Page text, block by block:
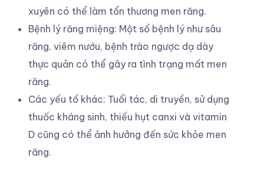
xuyên có thể làm tổn thương men răng.
Bệnh lý răng miệng: Một số bệnh lý như sâu
răng, viêm nướu, bệnh trào ngược dạ dày
thực quản có thể gây ra tình trạng mất men
răng.
Các yếu tố khác: Tuổi tác, di truyền, sử dụng
thuốc kháng sinh, thiếu hụt canxi và vitamin
D cũng có thể ảnh hưởng đến sức khỏe men
răng.